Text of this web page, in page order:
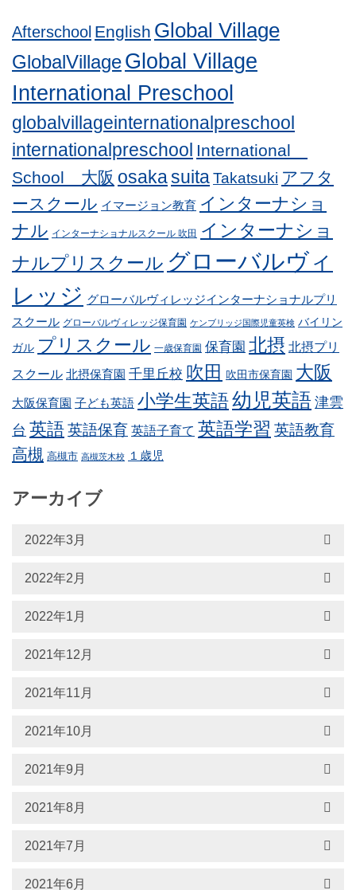
Afterschool English Global Village
GlobalVillageGlobal Village
International Preschool
globalvillageinternationalpreschool
internationalpreschool International
School 大阪 osakasuitaTakatsuki アフタ
ースクール イマージョン教育 インターナショ
ナル インターナショナルスクール 吹田
インターナショ
ナルプリスクール グローバルヴィ
レッジ グローバルヴィレッジインターナショナルプリ
スクール グローバルヴィレッジ保育園 ケンブリッジ国際児童英検 バイリン
ガル プリスクール 一歳保育園 保育園 北摂 北摂プリ
スクール 北摂保育園 千里丘校 吹田 吹田市保育園 大阪
大阪保育園 子ども英語 小学生英語幼児英語 津雲
台 英語英語保育 英語子育て 英語学習 英語教育
高槻 高槻市 高槻茨木校 １歳児
アーカイブ
2022年3月
2022年2月
2022年1月
2021年12月
2021年11月
2021年10月
2021年9月
2021年8月
2021年7月
2021年6月